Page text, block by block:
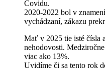
Covidu.
2020-2022 bol v
vychádzaní, zákazu
Mať v 2025 tie isté čísla
nehodovosti.
viac ako 13%.
Uvidíme či sa tento rok